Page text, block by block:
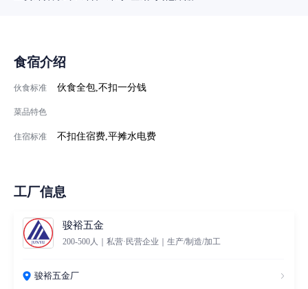
食宿介绍
伙食标准 伙食全包,不扣一分钱
菜品特色
住宿标准 不扣住宿费,平摊水电费
工厂信息
骏裕五金
200-500人｜私营·民营企业｜生产/制造/加工
骏裕五金厂